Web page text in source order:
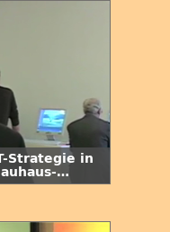
Strategie in